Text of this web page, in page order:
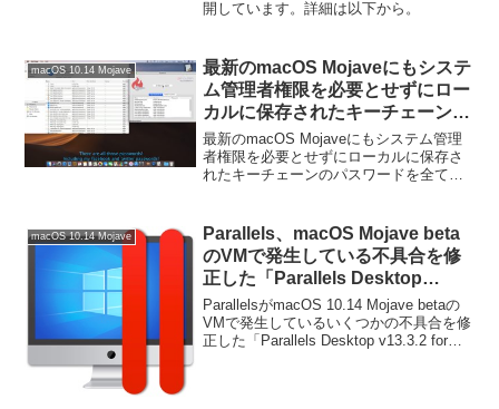
開しています。詳細は以下から。
macOS 10.14 Mojave
最新のmacOS Mojaveにもシステ
ム管理者権限を必要とせずにロー
カルに保存されたキーチェーンの
パスワードを全て盗むことができ
るゼロデイ脆弱が発見される。
最新のmacOS Mojaveにもシステム管理
者権限を必要とせずにローカルに保存さ
れたキーチェーンのパスワードを全て盗
細は以下から。
macOS 10.14 Mojave
Parallels、macOS Mojave beta
のVMで発生している不具合を修
正した「Parallels Desktop
v13.3.2 for Mac」をリリース。
ParallelsがmacOS 10.14 Mojave betaの
VMで発生しているいくつかの不具合を修
正した「Parallels Desktop v13.3.2 for